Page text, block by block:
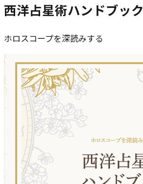
西洋占星術ハンドブック
ホロスコープを深読みする